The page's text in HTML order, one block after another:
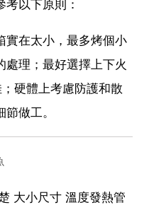
以下原則：
實在太小，最多烤個小
處理；最好選擇上下火
硬體上考慮防護和散
做工。
大小尺寸 溫度發熱管